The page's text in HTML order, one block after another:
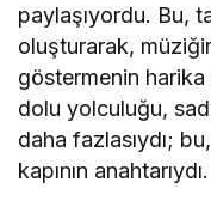
paylaşıyordu. Bu,
oluşturarak,
göstermenin
dolu yolculuğu,
daha fazlasıydı;
kapının anahtarıydı.